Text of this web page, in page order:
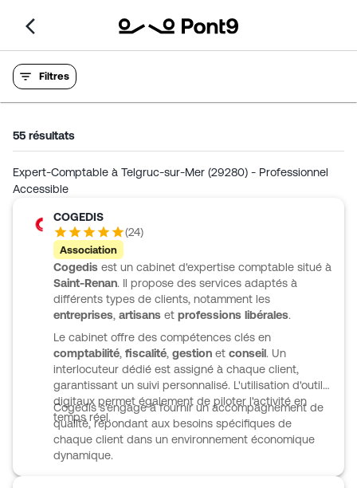
Filtres
55 résultats
Expert-Comptable à Telgruc-sur-Mer (29280) - Professionnel
Accessible
COGEDIS
(24)
Association
Cogedis est un cabinet d'expertise comptable situé à
Saint-Renan. Il propose des services adaptés à
différents types de clients, notamment les
entreprises, artisans et professions libérales.
Le cabinet offre des compétences clés en
comptabilité, fiscalité, gestion et conseil. Un
interlocuteur dédié est assigné à chaque client,
garantissant un suivi personnalisé. L'utilisation d'outils
digitaux permet également de piloter l'activité en
temps réel.
Cogedis s'engage à fournir un accompagnement de
qualité, répondant aux besoins spécifiques de
chaque client dans un environnement économique
dynamique.